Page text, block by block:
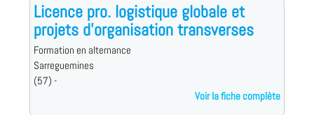
Licence pro. logistique globale et
projets d'organisation transverses
Formation en alternance
Sarreguemines
(57) -
Voir la fiche complète